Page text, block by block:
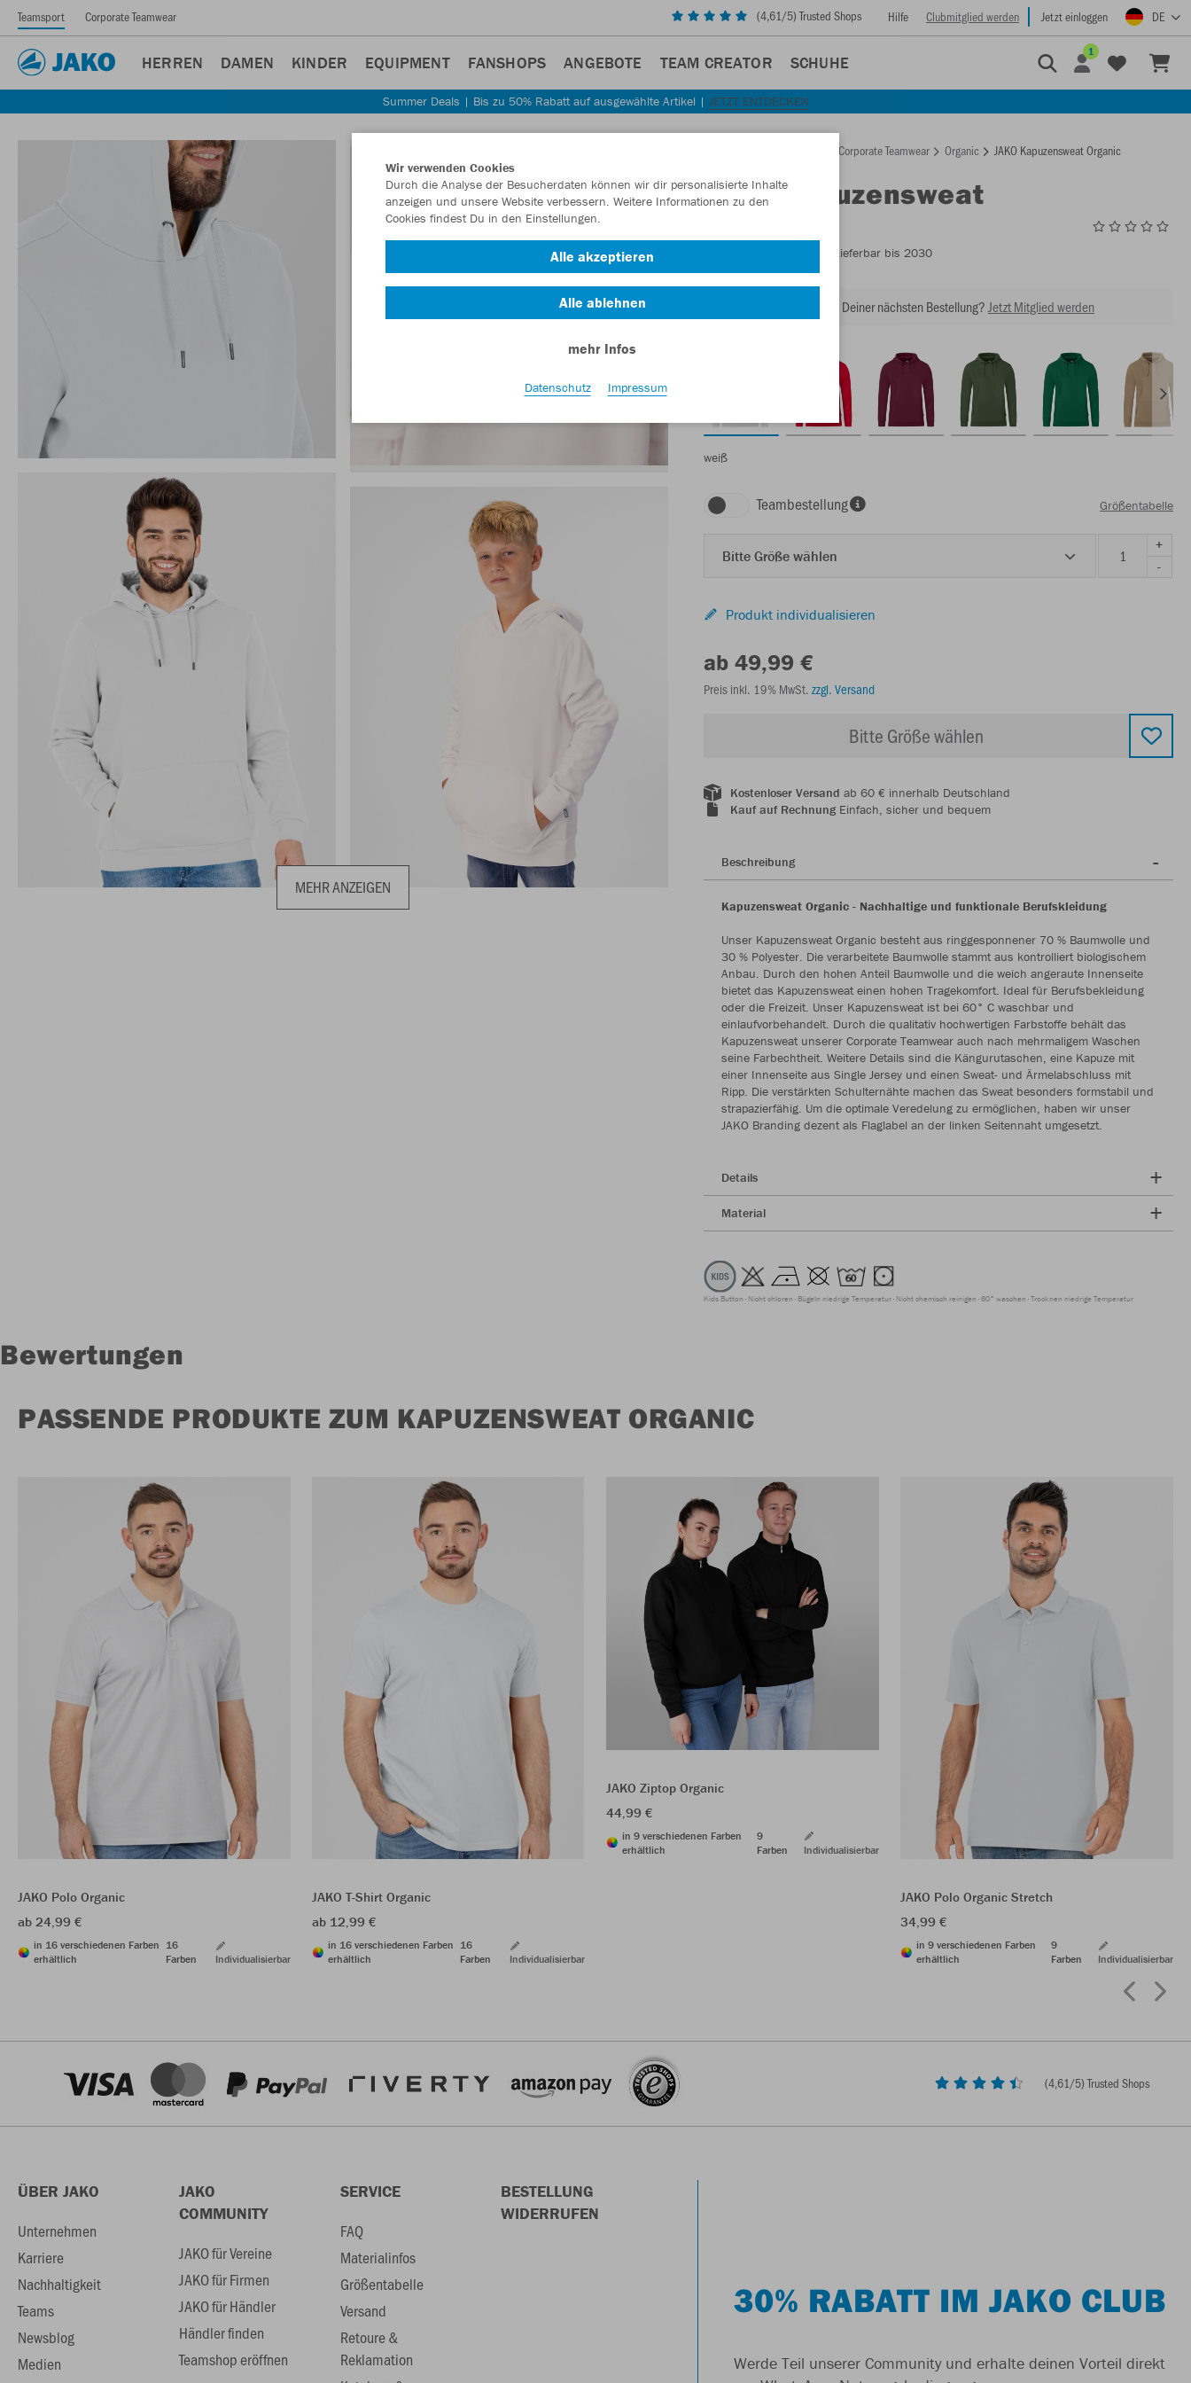
Teamsport Corporate Teamwear (4,61/5) Trusted Shops Hilfe Clubmitglied werden Jetzt einloggen DE
HERREN DAMEN KINDER EQUIPMENT FANSHOPS ANGEBOTE TEAM CREATOR SCHUHE
1
Summer Deals | Bis zu 50% Rabatt auf ausgewählte Artikel | JETZT ENTDECKEN
MEHR ANZEIGEN
Corporate Teamwear Organic JAKO Kapuzensweat Organic
JAKOKapuzensweat
- Lieferbar bis 2030
Lust auf 30% Rabatt bei Deiner nächsten Bestellung? Jetzt Mitglied werden
weiß
Teambestellung Größentabelle
Bitte Größe wählen
+
-
Produkt individualisieren
ab 49,99 €
Preis inkl. 19% MwSt. zzgl. Versand
Bitte Größe wählen
Kostenloser Versand ab 60 € innerhalb Deutschland
Kauf auf RechnungEinfach, sicher und bequem
Beschreibung
Kapuzensweat Organic - Nachhaltige und funktionale Berufskleidung
Unser Kapuzensweat Organic besteht aus ringgesponnener 70 % Baumwolle und
30 % Polyester. Die verarbeitete Baumwolle stammt aus kontrolliert biologischem
Anbau. Durch den hohen Anteil Baumwolle und die weich angeraute Innenseite
bietet das Kapuzensweat einen hohen Tragekomfort. Ideal für Berufsbekleidung
oder die Freizeit. Unser Kapuzensweat ist bei 60° C waschbar und
einlaufvorbehandelt. Durch die qualitativ hochwertigen Farbstoffe behält das
Kapuzensweat unserer Corporate Teamwear auch nach mehrmaligem Waschen
seine Farbechtheit. Weitere Details sind die Kängurutaschen, eine Kapuze mit
einer Innenseite aus Single Jersey und einen Sweat- und Ärmelabschluss mit
Ripp. Die verstärkten Schulternähte machen das Sweat besonders formstabil und
strapazierfähig. Um die optimale Veredelung zu ermöglichen, haben wir unser
JAKO Branding dezent als Flaglabel an der linken Seitennaht umgesetzt.
Details
Material
Kids Button Nicht chloren Bügeln niedrige Temperatur Nicht chemisch reinigen 60° waschen Trocknen niedrige Temperatur
Bewertungen
PASSENDE PRODUKTE ZUM KAPUZENSWEAT ORGANIC
JAKO Polo Organic
ab 24,99 €
in 16 verschiedenen Farben
erhältlich
16
Farben
Individualisierbar
JAKO T-Shirt Organic
ab 12,99 €
in 16 verschiedenen Farben
erhältlich
16
Farben
Individualisierbar
JAKO Ziptop Organic
44,99 €
in 9 verschiedenen Farben
erhältlich
9
Farben
Individualisierbar
JAKO Polo Organic Stretch
34,99 €
in 9 verschiedenen Farben
erhältlich
9
Farben
Individualisierbar
(4,61/5) Trusted Shops
ÜBER JAKO
Unternehmen
Karriere
Nachhaltigkeit
Teams
Newsblog
Medien
JAKO
COMMUNITY
JAKO für Vereine
JAKO für Firmen
JAKO für Händler
Händler finden
Teamshop eröffnen
SERVICE
FAQ
Materialinfos
Größentabelle
Versand
Retoure &
Reklamation
BESTELLUNG
WIDERRUFEN
30% RABATT IM JAKO CLUB
Werde Teil unserer Community und erhalte deinen Vorteil direkt
Wir verwenden Cookies
Durch die Analyse der Besucherdaten können wir dir personalisierte Inhalte
anzeigen und unsere Website verbessern. Weitere Informationen zu den
Cookies findest Du in den Einstellungen.
Alle akzeptieren
Alle ablehnen
mehr Infos
Datenschutz Impressum